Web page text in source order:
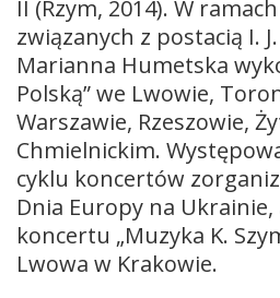
II (Rzym, 2014). W
związanych z postacią I.
Marianna Humetska
Polską” we Lwowie,
Warszawie, Rzeszowie,
Chmielnickim.
cyklu koncertów
Dnia Europy na Ukrainie,
koncertu „Muzyka K.
Lwowa w Krakowie.